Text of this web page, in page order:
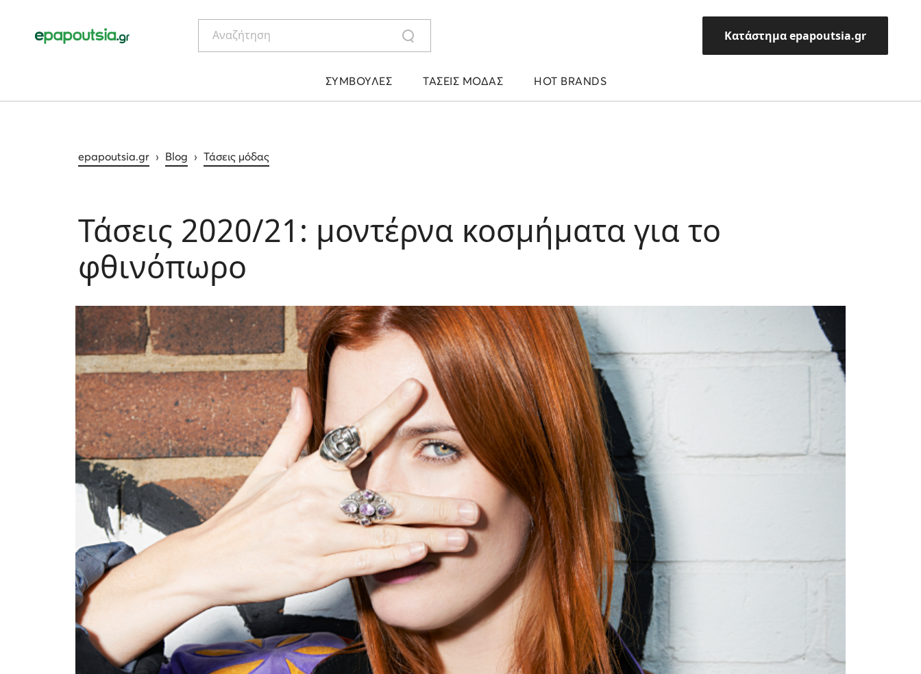
Αναζήτηση Κατάστημα epapoutsia.gr
ΣΥΜΒΟΥΛΈΣ ΤΆΣΕΙΣ ΜΌΔΑΣ HOT BRANDS
epapoutsia.gr › Blog › Τάσεις μόδας
Τάσεις 2020/21: μοντέρνα κοσμήματα για το
φθινόπωρο